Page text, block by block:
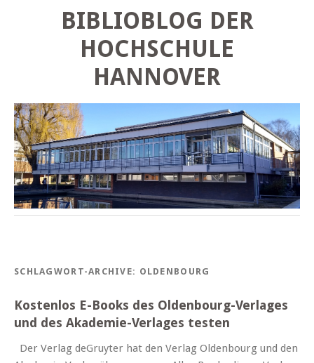
BIBLIOBLOG DER
HOCHSCHULE
HANNOVER
SCHLAGWORT-ARCHIVE: OLDENBOURG
Kostenlos E-Books des Oldenbourg-Verlages
und des Akademie-Verlages testen
Der Verlag deGruyter hat den Verlag Oldenbourg und den